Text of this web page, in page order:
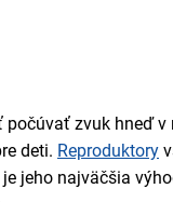
zvuk hneď
deti. Reproduktory
jeho najväčšia